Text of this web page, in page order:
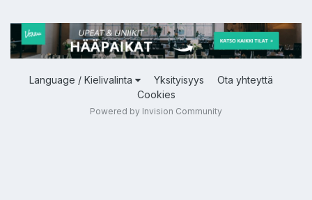
Language / Kielivalinta Yksityisyys
Ota yhteyttä
Cookies
Powered by Invision Community